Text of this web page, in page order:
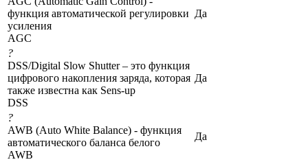
функция автоматической регулировки
усиления
AGC
Да
?
DSS/Digital Slow Shutter – это функция
цифрового накопления заряда, которая
также известна как Sens-up
DSS
Да
?
AWB (Auto White Balance) - функция
автоматического баланса белого
AWB
Да